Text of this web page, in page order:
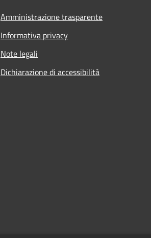
Amministrazione trasparente
Informativa privacy
Note legali
Dichiarazione di accessibilità